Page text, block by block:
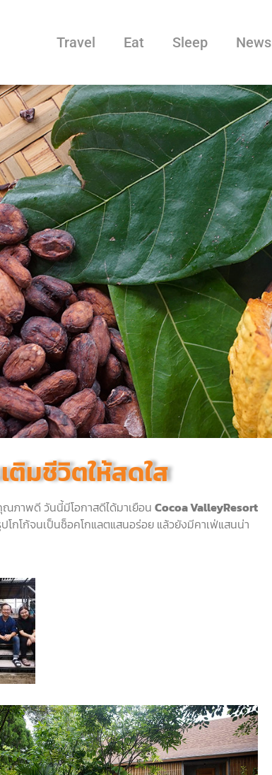
Travel Eat Sleep News
ติมชีวิตให้สดใส
ณภาพดี วันนี้มีโอกาสดีได้มาเยือน Cocoa ValleyResort
โกโก้จนเป็นช็อคโกแลตแสนอร่อย แล้วยังมีคาเฟ่แสนน่า